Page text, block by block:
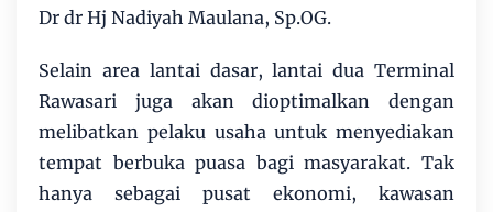
Dr dr Hj Nadiyah Maulana, Sp.OG.
Selain area lantai dasar, lantai dua Terminal
Rawasari juga akan dioptimalkan dengan
melibatkan pelaku usaha untuk menyediakan
tempat berbuka puasa bagi masyarakat. Tak
hanya sebagai pusat ekonomi, kawasan